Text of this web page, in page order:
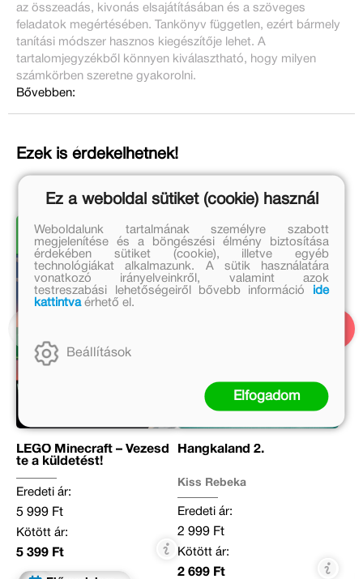
az összeadás, kivonás elsajátításában és a szöveges
feladatok megértésében. Tankönyv független, ezért bármely
tanítási módszer hasznos kiegészítője lehet. A
tartalomjegyzékből könnyen kiválasztható, hogy milyen
számkörben szeretne gyakorolni.
Bővebben:
Ezek is érdekelhetnek!
LEGO Minecraft – Vezesd
te a küldetést!
Eredeti ár:
5 999 Ft
Kötött ár:
5 399 Ft
Hangkaland 2.
Kiss Rebeka
Eredeti ár:
2 999 Ft
Kötött ár:
2 699 Ft
Ez a weboldal sütiket (cookie) használ
Weboldalunk tartalmának személyre szabott
megjelenítése és a böngészési élmény biztosítása
érdekében sütiket (cookie), illetve egyéb
technológiákat alkalmazunk. A sütik használatára
vonatkozó irányelveinkről, valamint azok
testreszabási lehetőségeiről bővebb információ
ide
kattintvaérhető el.
Beállítások
Elfogadom